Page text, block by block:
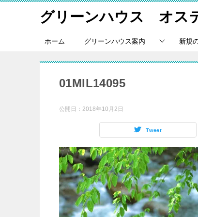
グリーンハウス オス
ホーム グリーンハウス案内 新規
01MIL14095
公開日： 2018年10月2日
Tweet